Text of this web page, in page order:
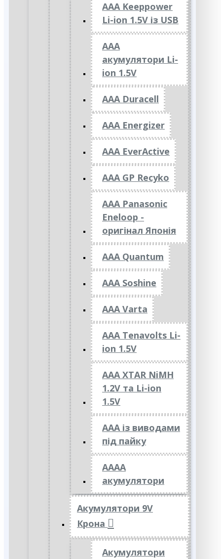
AAA Keeppower
Li-ion 1.5V із USB
ААА
акумулятори Li-
ion 1.5V
AAA Duracell
AAA Energizer
AAA EverActive
AAA GP Recyko
AAA Panasonic
Eneloop -
оригінал Японія
AAA Quantum
AAA Soshine
AAA Varta
AAA Tenavolts Li-
ion 1.5V
AAA XTAR NiMH
1.2V та Li-ion
1.5V
ААА із виводами
під пайку
АААА
акумулятори
Акумулятори 9V
Крона
Акумулятори